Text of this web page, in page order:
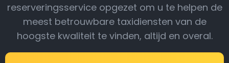
reserveringsservice opgezet om u te helpen de
meest betrouwbare taxidiensten van de
hoogste kwaliteit te vinden, altijd en overal.